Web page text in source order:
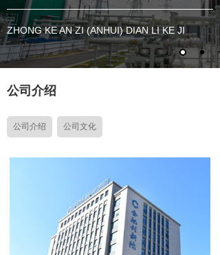
ZHONG KE AN ZI (ANHUI) DIAN LI KE JI
公司介绍
公司介绍 公司文化